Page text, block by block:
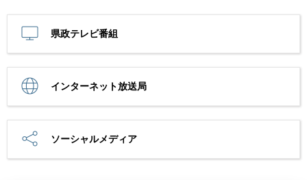
県政テレビ番組
インターネット放送局
ソーシャルメディア